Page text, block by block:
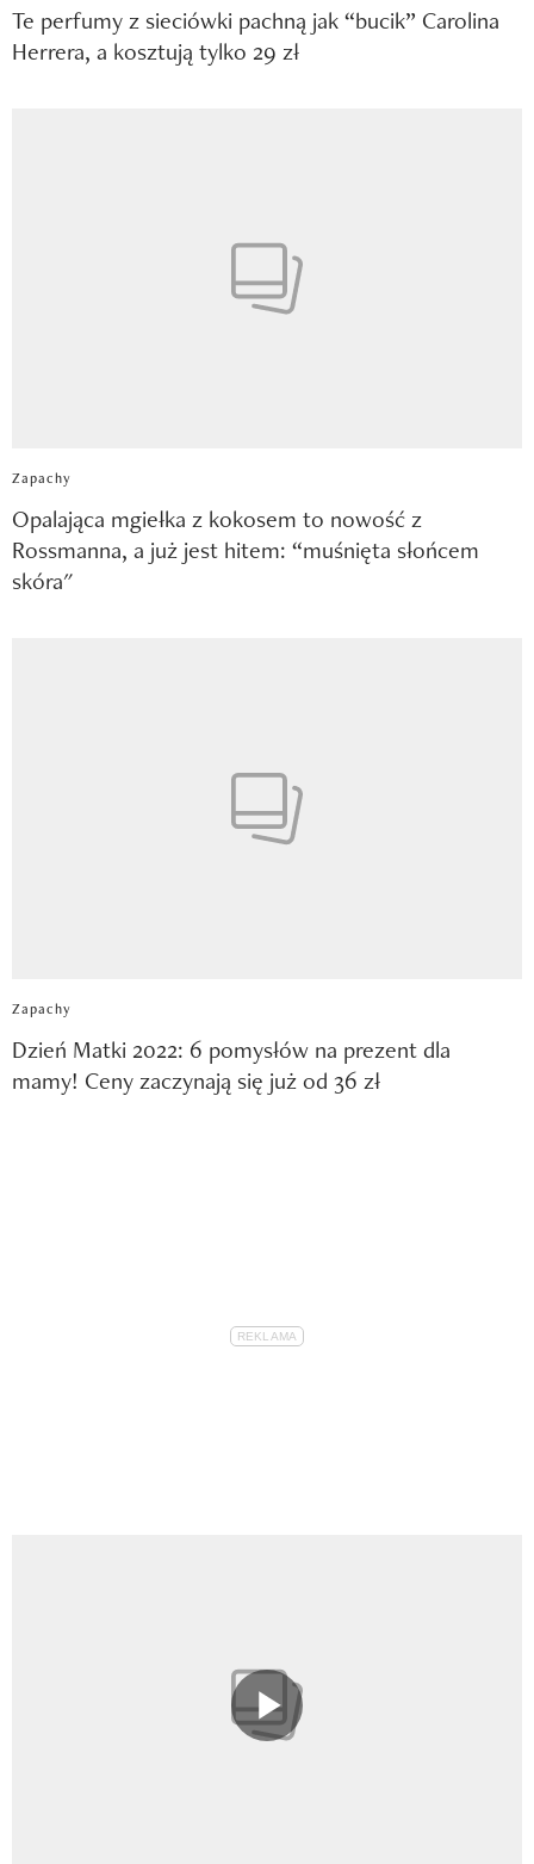
Te perfumy z sieciówki pachną jak “bucik” Carolina
Herrera, a kosztują tylko 29 zł
Zapachy
Opalająca mgiełka z kokosem to nowość z
Rossmanna, a już jest hitem: “muśnięta słońcem
skóra"
Zapachy
Dzień Matki 2022: 6 pomysłów na prezent dla
mamy! Ceny zaczynają się już od 36 zł